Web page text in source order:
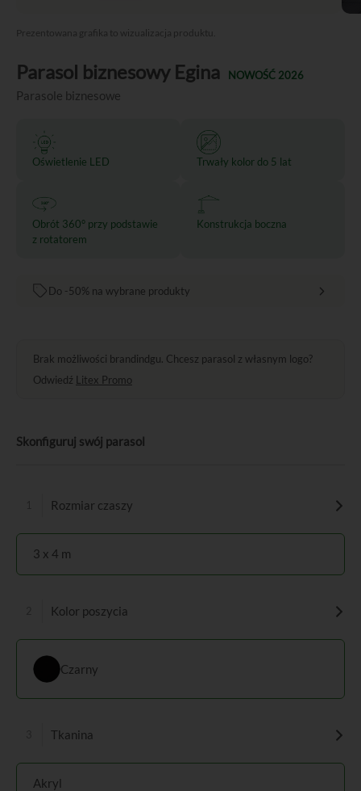
Prezentowana grafika to wizualizacja produktu.
Parasol biznesowy Egina NOWOŚĆ 2026
Parasole biznesowe
Oświetlenie LED Trwały kolor do 5 lat
Obrót 360° przy podstawie
z rotatorem
Konstrukcja boczna
Do -50% na wybrane produkty
Brak możliwości brandindgu. Chcesz parasol z własnym logo?
Odwiedź Litex Promo
Skonfiguruj swój parasol
Rozmiar czaszy
3 x 4 m
Kolor poszycia
Czarny
Tkanina
Akryl